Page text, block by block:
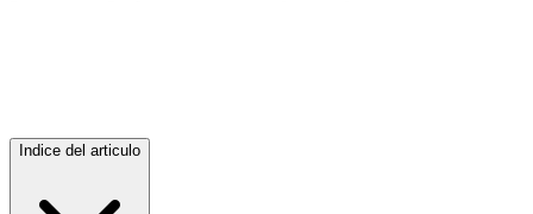
Indice del articulo